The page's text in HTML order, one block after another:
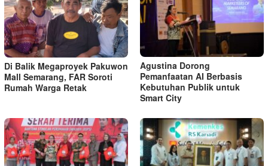
Di Balik Megaproyek Pakuwon
Mall Semarang, FAR Soroti
Rumah Warga Retak
Agustina Dorong
Pemanfaatan AI Berbasis
Kebutuhan Publik untuk
Smart City